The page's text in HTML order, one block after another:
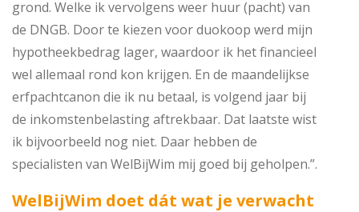
grond. Welke ik vervolgens weer huur (pacht) van
de DNGB. Door te kiezen voor duokoop werd mijn
hypotheekbedrag lager, waardoor ik het financieel
wel allemaal rond kon krijgen. En de maandelijkse
erfpachtcanon die ik nu betaal, is volgend jaar bij
de inkomstenbelasting aftrekbaar. Dat laatste wist
ik bijvoorbeeld nog niet. Daar hebben de
specialisten van WelBijWim mij goed bij geholpen.”.
WelBijWim doet dát wat je verwacht